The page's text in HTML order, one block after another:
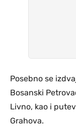
Posebno se
Bosanski
Livno, kao i
Grahova.